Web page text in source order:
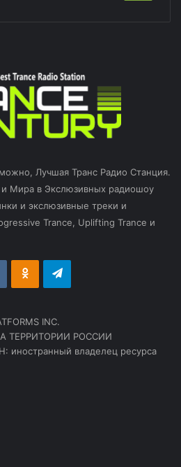
Лучшая Транс Радио Станция.
Мира в Экслюзивных радиошоу
и экслюзивные треки и
Trance, Uplifting Trance и
vk.com Odnoklassniki
Telegram
INC.
НА ТЕРРИТОРИИ РОССИИ
иностранный владелец ресурса